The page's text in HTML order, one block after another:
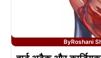
ByRoshani